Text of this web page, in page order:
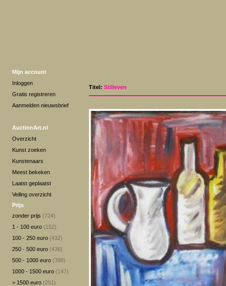
Mijn account
Inloggen
Gratis registreren
Aanmelden nieuwsbrief
AuctionArt.nl
Overzicht
Kunst zoeken
Kunstenaars
Meest bekeken
Laatst geplaatst
Veiling overzicht
Prijs
zonder prijs (724)
1 - 100 euro (152)
100 - 250 euro (432)
250 - 500 euro (436)
500 - 1000 euro (398)
1000 - 1500 euro (147)
> 1500 euro (251)
Titel: Stilleven